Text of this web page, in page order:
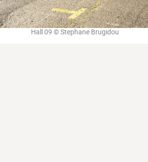
Hall 09 © Stephane Brugidou